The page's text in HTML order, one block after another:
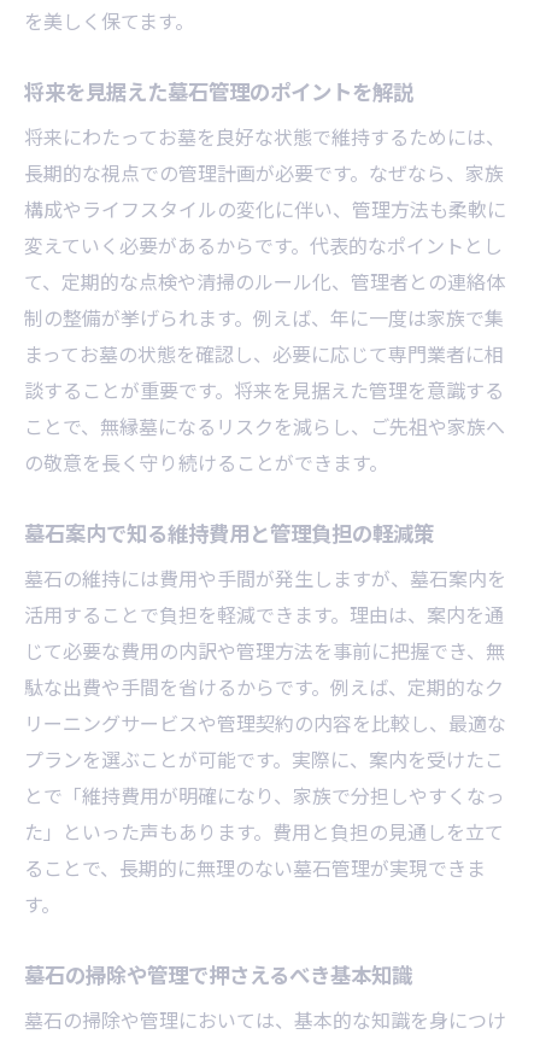
を美しく保てます。
将来を見据えた墓石管理のポイントを解説
将来にわたってお墓を良好な状態で維持するためには、
長期的な視点での管理計画が必要です。なぜなら、家族
構成やライフスタイルの変化に伴い、管理方法も柔軟に
変えていく必要があるからです。代表的なポイントとし
て、定期的な点検や清掃のルール化、管理者との連絡体
制の整備が挙げられます。例えば、年に一度は家族で集
まってお墓の状態を確認し、必要に応じて専門業者に相
談することが重要です。将来を見据えた管理を意識する
ことで、無縁墓になるリスクを減らし、ご先祖や家族へ
の敬意を長く守り続けることができます。
墓石案内で知る維持費用と管理負担の軽減策
墓石の維持には費用や手間が発生しますが、墓石案内を
活用することで負担を軽減できます。理由は、案内を通
じて必要な費用の内訳や管理方法を事前に把握でき、無
駄な出費や手間を省けるからです。例えば、定期的なク
リーニングサービスや管理契約の内容を比較し、最適な
プランを選ぶことが可能です。実際に、案内を受けたこ
とで「維持費用が明確になり、家族で分担しやすくなっ
た」といった声もあります。費用と負担の見通しを立て
ることで、長期的に無理のない墓石管理が実現できま
す。
墓石の掃除や管理で押さえるべき基本知識
墓石の掃除や管理においては、基本的な知識を身につけ